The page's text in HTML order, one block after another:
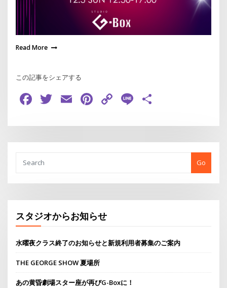
Read More
この記事をシェアする
Facebook
Twitter
EmailPinterest
Copy
Line
Go
スタジオからお知らせ
水曜夜クラス終了のお知らせと新規利用者募集のご案内
THE GEORGE SHOW 夏場所
あの黄昏劇場スター座が再びG-Boxに！